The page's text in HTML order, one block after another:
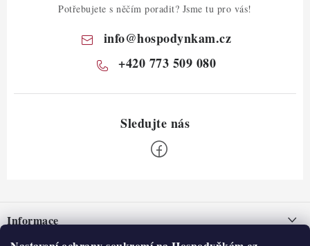
Potřebujete s něčím poradit? Jsme tu pro vás!
info@hospodynkam.cz
+420 773 509 080
pInformace